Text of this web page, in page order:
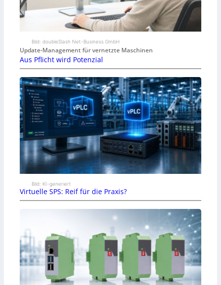
Bild: doubleSlash Net-Business GmbH
Update-Management für vernetzte Maschinen
Aus Pflicht wird Potenzial
Bild: KI-generiert
Virtuelle SPS: Reif für die Praxis?